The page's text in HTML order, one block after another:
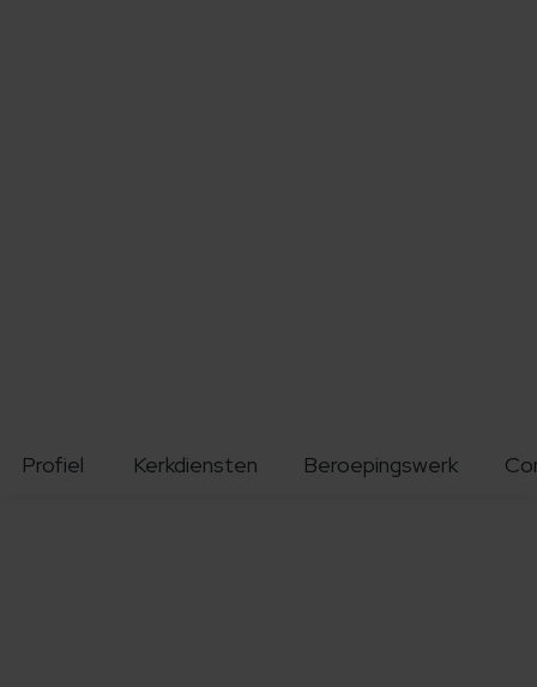
Profiel Kerkdiensten Beroepingswerk